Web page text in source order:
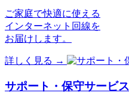
ご家庭で快適に使える
インターネット回線を
お届けします。
詳しく見る →
サポート・保守サービス